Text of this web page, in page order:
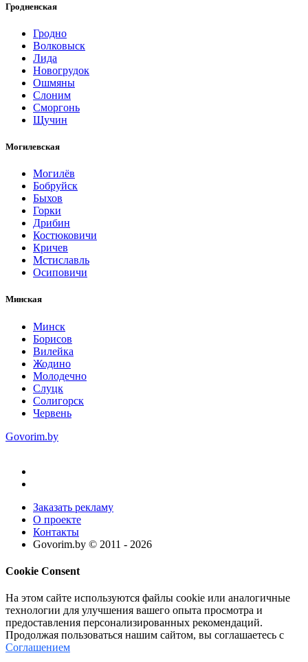
Гродненская
Гродно
Волковыск
Лида
Новогрудок
Ошмяны
Слоним
Сморгонь
Щучин
Могилевская
Могилёв
Бобруйск
Быхов
Горки
Дрибин
Костюковичи
Кричев
Мстиславль
Осиповичи
Минская
Минск
Борисов
Вилейка
Жодино
Молодечно
Слуцк
Солигорск
Червень
Govorim.by
Заказать рекламу
О проекте
Контакты
Govorim.by © 2011 - 2026
Cookie Consent
На этом сайте используются файлы cookie или аналогичные
технологии для улучшения вашего опыта просмотра и
предоставления персонализированных рекомендаций.
Продолжая пользоваться нашим сайтом, вы соглашаетесь с
Соглашением